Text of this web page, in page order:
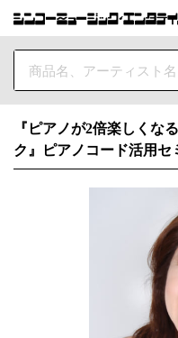
『ピアノが2倍楽しくな
ク』ピアノコード活用セ